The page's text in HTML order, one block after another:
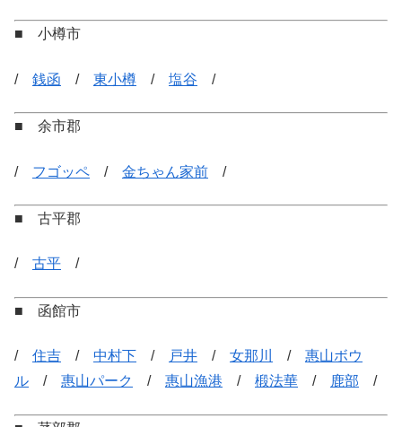
■ 小樽市
/ 銭函 / 東小樽 / 塩谷 /
■ 余市郡
/ フゴッペ / 金ちゃん家前 /
■ 古平郡
/ 古平 /
■ 函館市
/ 住吉 / 中村下 / 戸井 / 女那川 / 惠山ボウ
ル / 惠山パーク / 惠山漁港 / 椴法華 / 鹿部 /